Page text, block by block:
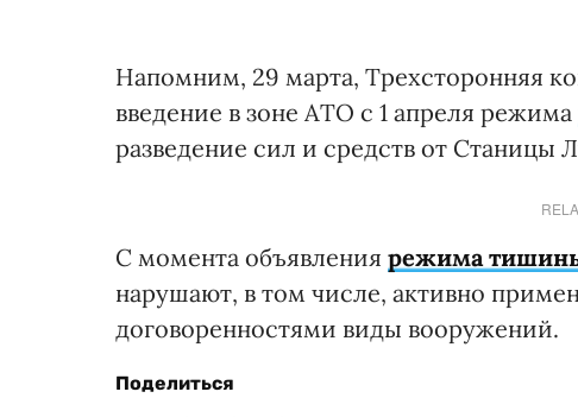
Напомним, 29 марта, Трехсторонняя
введение в зоне АТО с 1 апреля режима
разведение сил и средств от Станицы
С момента объявления режима
нарушают, в том числе, активно
договоренностями виды вооружений.
Поделиться